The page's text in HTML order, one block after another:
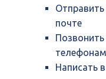
Отправить
почте
телефонам
Написать